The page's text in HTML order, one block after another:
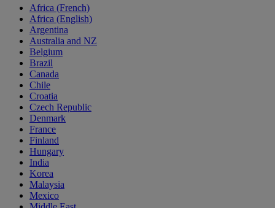
Africa (French)
Africa (English)
Argentina
Australia and NZ
Belgium
Brazil
Canada
Chile
Croatia
Czech Republic
Denmark
France
Finland
Hungary
India
Korea
Malaysia
Mexico